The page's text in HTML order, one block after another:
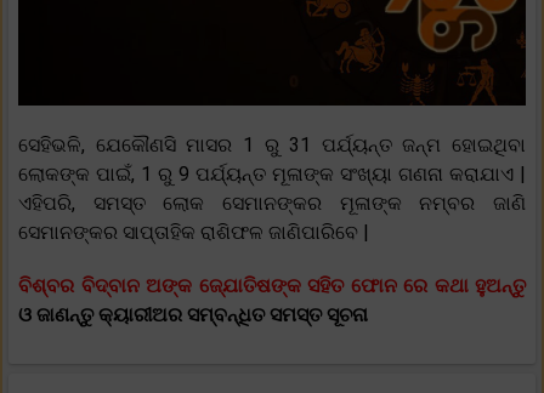
ସେହିଭଳି, ଯେକୌଣସି ମାସର 1 ରୁ 31 ପର୍ଯ୍ୟନ୍ତ ଜନ୍ମ ହୋଇଥିବା
ଲୋକଙ୍କ ପାଇଁ, 1 ରୁ 9 ପର୍ଯ୍ୟନ୍ତ ମୂଳାଙ୍କ ସଂଖ୍ୟା ଗଣନା କରାଯାଏ |
ଏହିପରି, ସମସ୍ତ ଲୋକ ସେମାନଙ୍କର ମୂଳାଙ୍କ ନମ୍ବର ଜାଣି
ସେମାନଙ୍କର ସାପ୍ତାହିକ ରାଶିଫଳ ଜାଣିପାରିବେ |
ବିଶ୍ବର ବିଦ୍ବାନ ଅଙ୍କ ଜ୍ଯୋତିଷଙ୍କ ସହିତ ଫୋନ ରେ କଥା ହୁଅନ୍ତୁ
ଓ ଜାଣନ୍ତୁ କ୍ୟାରୀଅର ସମ୍ବନ୍ଧିତ ସମସ୍ତ ସୂଚନା